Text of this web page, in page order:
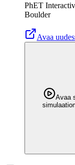
PhET
Boulder
Avaa
Avaa